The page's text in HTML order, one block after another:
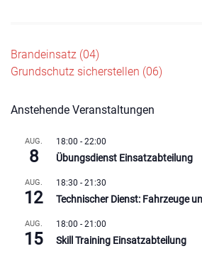
Beitragsnavigation
Brandeinsatz (04)
Grundschutz sicherstellen (06)
Anstehende Veranstaltungen
AUG.
8
18:00 - 22:00
Übungsdienst Einsatzabteilung
AUG.
12
18:30 - 21:30
Technischer Dienst: Fahrzeuge
AUG.
15
18:00 - 21:00
Skill Training Einsatzabteilung